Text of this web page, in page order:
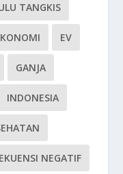
TANGKIS
EV
GANJA
INDONESIA
NEGATIF